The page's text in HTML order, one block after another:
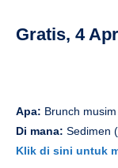
Gratis, 4 Apr
Apa: Brunch
Di mana: Sedimen
Klik di sini untuk